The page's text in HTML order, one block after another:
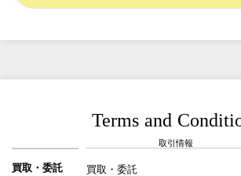
Terms and
取引情報
買取・委託 買取・委託